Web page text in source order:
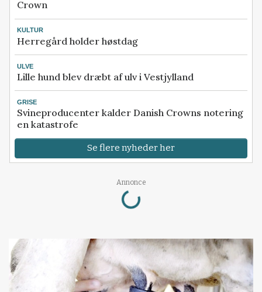
Crown
KULTUR
Herregård holder høstdag
ULVE
Lille hund blev dræbt af ulv i Vestjylland
GRISE
Svineproducenter kalder Danish Crowns notering
en katastrofe
Se flere nyheder her
Annonce
Loading...